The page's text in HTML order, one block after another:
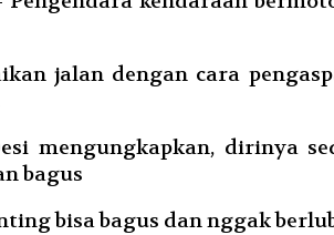
jalan dengan cara
mengungkapkan, dirinya
bagus
bisa bagus dan nggak